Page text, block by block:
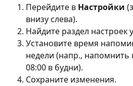
Перейдите в Настройки
внизу слева).
Найдите раздел настроек
Установите время
недели (напр., напомнить
08:00 в будни).
Сохраните изменения.